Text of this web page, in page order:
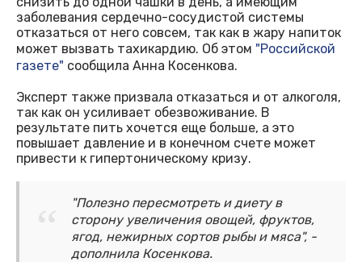
заболевания сердечно-сосудистой системы
отказаться от него совсем, так как в жару напиток
может вызвать тахикардию. Об этом "Российской
газете" сообщила Анна Косенкова.
Эксперт также призвала отказаться и от алкоголя,
так как он усиливает обезвоживание. В
результате пить хочется еще больше, а это
повышает давление и в конечном счете может
привести к гипертоническому кризу.
"Полезно пересмотреть и диету в
сторону увеличения овощей, фруктов,
ягод, нежирных сортов рыбы и мяса", -
дополнила Косенкова.